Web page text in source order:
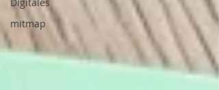
mitmap